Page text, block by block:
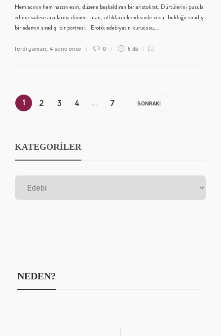
Hem acının hem hazzın esiri, düzene başkaldıran bir aristokrat. Dürtülerini pusula
edinip sadece arzularına dümen tutan, zıtlıkların kendisinde vücut bulduğu sıradışı
bir adamın sıradışı bir portresi. Erotik edebiyatın kurucusu,…
ferdi yaman, 4 sene önce 0 6 dk
1 2 3 4 … 7 SONRAKI
KATEGORİLER
NEDEN?